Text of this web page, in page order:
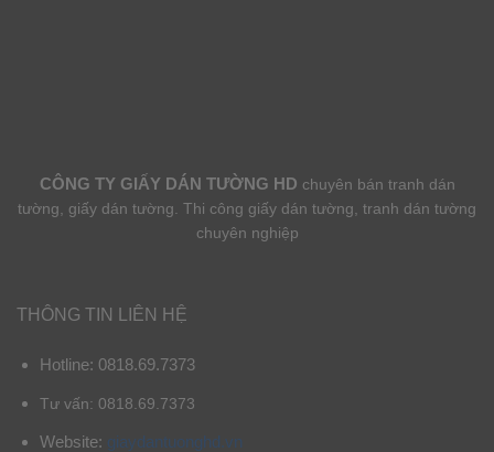
CÔNG TY GIẤY DÁN TƯỜNG HD chuyên bán tranh dán
tường, giấy dán tường. Thi công giấy dán tường, tranh dán tường
chuyên nghiệp
THÔNG TIN LIÊN HỆ
Hotline: 0818.69.7373
Tư vấn: 0818.69.7373
Website: giaydantuonghd.vn